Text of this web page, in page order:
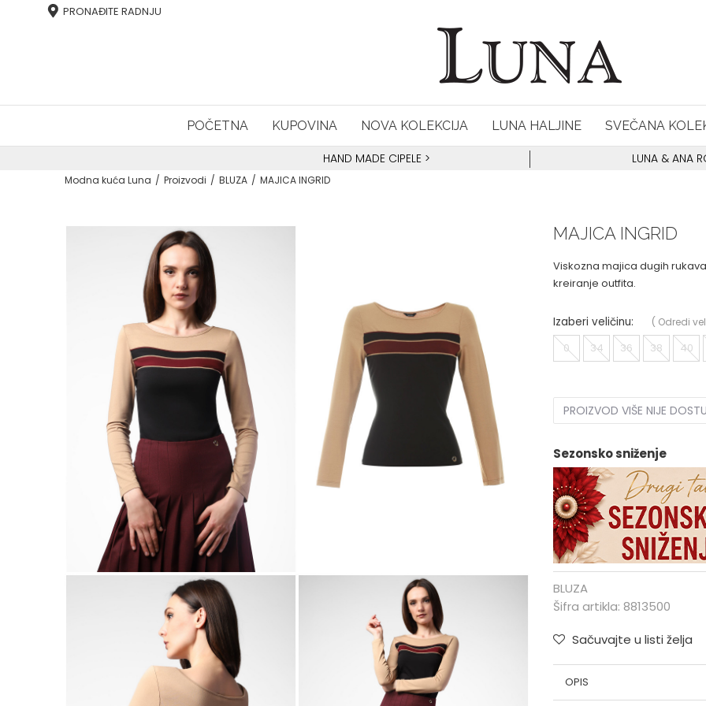
PRONAĐITE RADNJU
POČETNA KUPOVINA NOVA KOLEKCIJA LUNA HALJINE SVEČANA
HAND MADE CIPELE > LUNA & ANA
Modna kuća Luna Proizvodi BLUZA MAJICA INGRID
MAJICA INGRID
Viskozna majica dugih
kreiranje outfita.
Izaberi veličinu: ( Odredi
0 34 36 38 40
PROIZVOD VIŠE NIJE
Sezonsko sniženje
BLUZA
Šifra artikla: 8813500
Sačuvajte u listi želja
OPIS